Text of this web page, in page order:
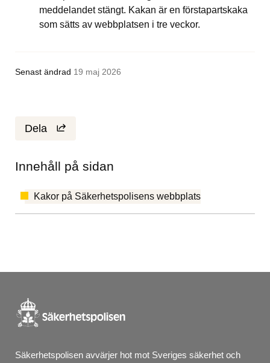
meddelandet stängt. Kakan är en förstapartskaka
som sätts av webbplatsen i tre veckor.
Senast ändrad 19 maj 2026
Dela
Innehåll på sidan
Kakor på Säkerhetspolisens webbplats
Säkerhetspolisen avvärjer hot mot Sveriges säkerhet och